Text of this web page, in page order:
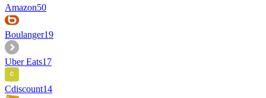
Amazon50
Boulanger19
Uber Eats17
Cdiscount14